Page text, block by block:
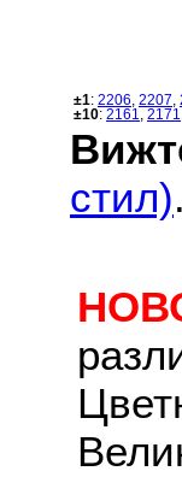
±1: 2206 2207
±10: 2161 2171
стил).